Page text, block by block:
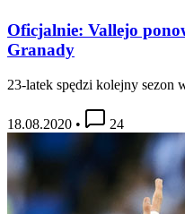
Oficjalnie: Vallejo
Granady
23-latek spędzi kolejny sezon
18.08.2020 • 24